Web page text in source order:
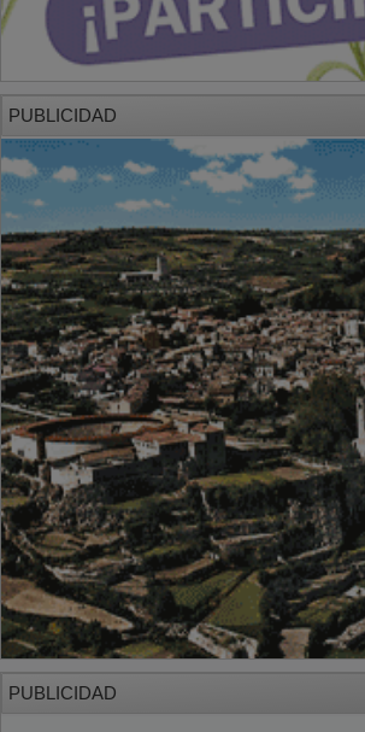
PUBLICIDAD
PUBLICIDAD